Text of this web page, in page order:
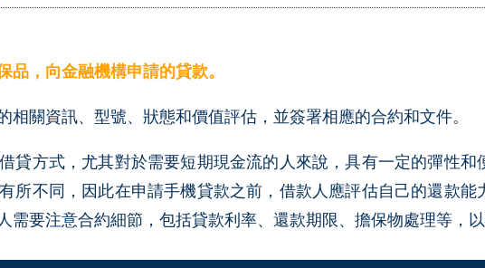
，向金融機構申請的貸款。
關資訊、型號、狀態和價值評估，並簽署相應的合約和文件。
貸方式，尤其對於需要短期現金流的人來說，具有一定的彈性
所不同，因此在申請手機貸款之前，借款人應評估自己的還款能
要注意合約細節，包括貸款利率、還款期限、擔保物處理等，以